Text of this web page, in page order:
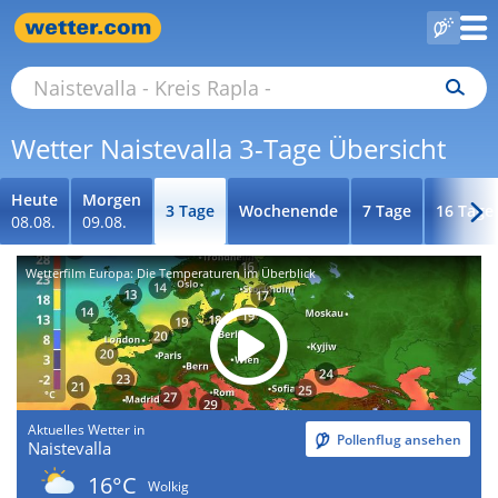
Wetter Naistevalla 3-Tage Übersicht
Heute
08.08.
Morgen
09.08.
3 Tage Wochenende 7 Tage 16 Tage
Wetterfilm Europa: Die Temperaturen im Überblick
Aktuelles Wetter in
Naistevalla Pollenflug ansehen
16°C
Wolkig